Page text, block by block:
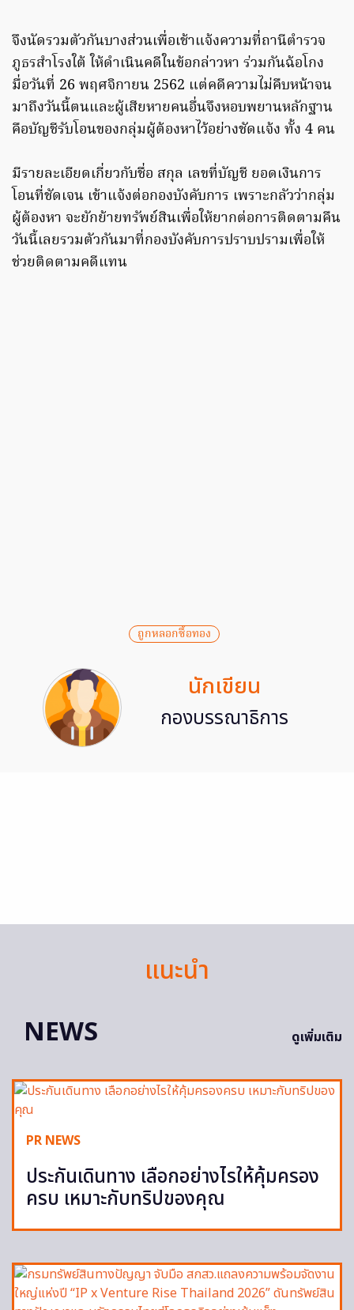
จึงนัดรวมตัวกันบางส่วนเพื่อเช้าแจ้งความที่ถานีตำรวจ
ภูธรสำโรงใต้ ให้ดำเนินคดีในข้อกล่าวหา ร่วมกันฉ้อโกง
มื่อวันที่ 26 พฤศจิกายน 2562 แต่คดีความไม่คืบหน้าจน
มาถึงวันนี้ตนและผู้เสียหายคนอื่นจึงหอบพยานหลักฐาน
คือบัญชีรับโอนของกลุ่มผู้ต้องหาไว้อย่างชัดแจ้ง ทั้ง 4 คน
มีรายละเอียดเกี่ยวกับชื่อ สกุล เลขที่บัญชี ยอดเงินการ
โอนที่ชัดเจน เข้าแจ้งต่อกองบังคับการ เพราะกลัวว่ากลุ่ม
ผู้ต้องหา จะยักย้ายทรัพย์สินเพื่อให้ยากต่อการติดตามคืน
วันนี้เลยรวมตัวกันมาที่กองบังคับการปราบปรามเพื่อให้
ช่วยติดตามคดีแทน
ถูกหลอกซื้อทอง
นักเขียน
กองบรรณาธิการ
แนะนำ
NEWS
ดูเพิ่มเติม
PR NEWS
ประกันเดินทาง เลือกอย่างไรให้คุ้มครอง
ครบ เหมาะกับทริปของคุณ